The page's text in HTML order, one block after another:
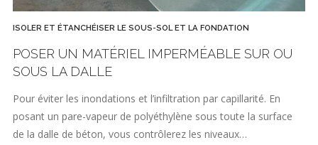
ISOLER ET ÉTANCHÉISER LE SOUS-SOL ET LA FONDATION
POSER UN MATÉRIEL IMPERMÉABLE SUR OU
SOUS LA DALLE
Pour éviter les inondations et l’infiltration par capillarité. En
posant un pare-vapeur de polyéthylène sous toute la surface
de la dalle de béton, vous contrôlerez les niveaux…